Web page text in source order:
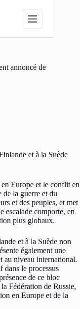
annoncé de
et à la Suède
Europe et le conflit en
de la guerre et du
et des peuples, et met
escalade comporte, en
plus globaux.
et à la Suède non
également une
au niveau international.
dans le processus
de ce bloc
Fédération de Russie,
en Europe et de la